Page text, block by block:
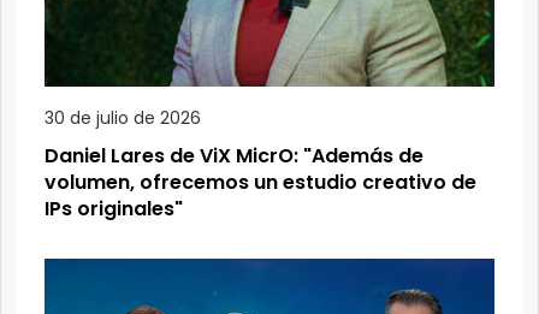
30 de julio de 2026
Daniel Lares de ViX MicrO: "Además de
volumen, ofrecemos un estudio creativo de
IPs originales"